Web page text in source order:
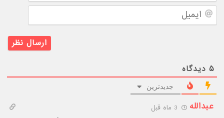
ایمیل
۵ دیدگاه
جدیدترین
عبدالله 3 ماه قبل